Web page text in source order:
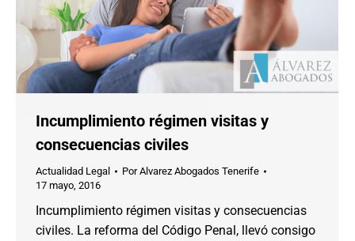
Incumplimiento régimen visitas y
consecuencias civiles
Actualidad Legal PorAlvarez Abogados Tenerife
17 mayo, 2016
Incumplimiento régimen visitas y consecuencias
civiles. La reforma del Código Penal, llevó consigo